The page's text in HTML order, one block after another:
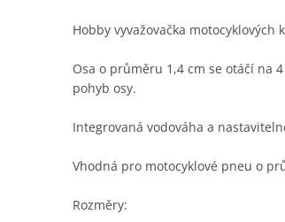
Hobby vyvažovačka motocyklových
Osa o průměru 1,4 cm se otáčí na
pohyb osy.
Integrovaná vodováha a
Vhodná pro motocyklové pneu o
Rozměry: